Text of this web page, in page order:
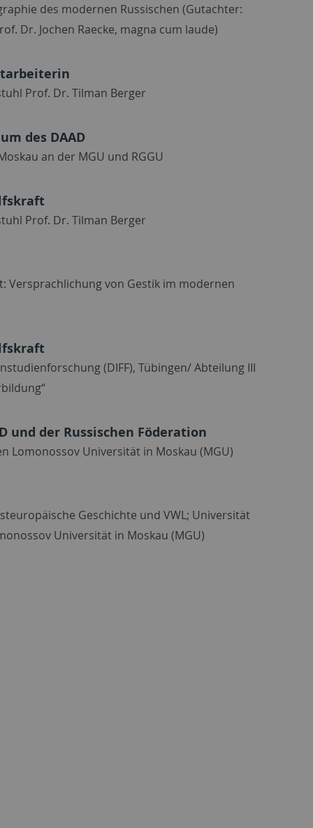
des modernen Russischen (Gutachter:
Dr. Jochen Raecke, magna cum laude)
Prof. Dr. Tilman Berger
des DAAD
an der MGU und RGGU
Prof. Dr. Tilman Berger
Versprachlichung von Gestik im modernen
(DIFF), Tübingen/ Abteilung III
und der Russischen Föderation
Lomonossov Universität in Moskau (MGU)
Geschichte und VWL; Universität
Universität in Moskau (MGU)